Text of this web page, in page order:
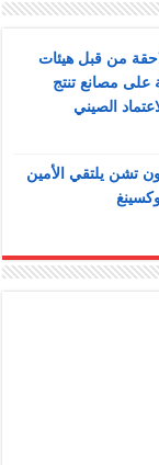
من قبل هيئات
على مصانع تنتج
الصيني
تشن يلتقي الأمين